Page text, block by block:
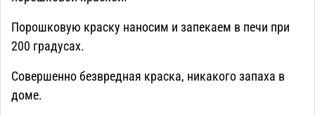
Порошковую краску наносим и запекаем в печи при
200 градусах.
Совершенно безвредная краска, никакого запаха в
доме.